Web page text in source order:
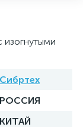
Сибртех
РОССИЯ
КИТАЙ